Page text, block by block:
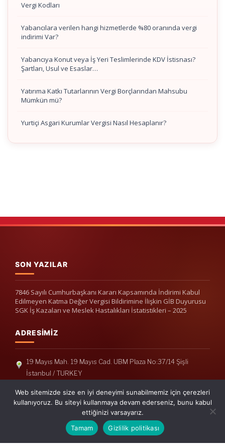
Vergi Kodları
Yabancılara verilen hangi hizmetlerde %80 oranında vergi
indirimi Var?
Yabancıya Konut veya İş Yeri Teslimlerinde KDV İstisnası?
Şartları, Usul ve Esaslar…
Yatırıma Katkı Tutarlarının Vergi Borçlarından Mahsubu
Mümkün mü?
Yurtiçi Asgari Kurumlar Vergisi Nasıl Hesaplanır?
SON YAZILAR
7846 Sayılı Cumhurbaşkanı Kararı Kapsamında İndirimi Kabul
Edilmeyen Katma Değer Vergisi Bildirimine İlişkin GİB Duyurusu
SGK İş Kazaları ve Meslek Hastalıkları İstatistikleri – 2025
ADRESIMIZ
19 Mayıs Mah. 19 Mayıs Cad. UBM Plaza No:37/14 Şişli
İstanbul / TURKEY
Telefon: +90(212) 240 33 39
Telefon: +90(212) 248 19 36
info@erisymm.com
Web sitemizde size en iyi deneyimi sunabilmemiz için çerezleri
kullanıyoruz. Bu siteyi kullanmaya devam ederseniz, bunu kabul
ettiğinizi varsayarız.
Tamam
Gizlilik politikası